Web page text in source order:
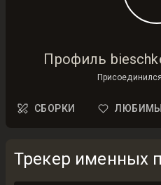
Профиль
СБОРКИ
Трекер именных